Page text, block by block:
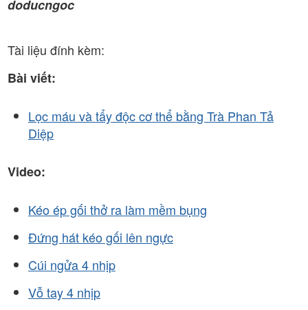
doducngoc
Tài liệu đính kèm:
Bài viết:
Lọc máu và tẩy độc cơ thể bằng Trà Phan Tả
Diệp
Video:
Kéo ép gối thở ra làm mềm bụng
Đứng hát kéo gối lên ngực
Cúi ngửa 4 nhịp
Vỗ tay 4 nhịp